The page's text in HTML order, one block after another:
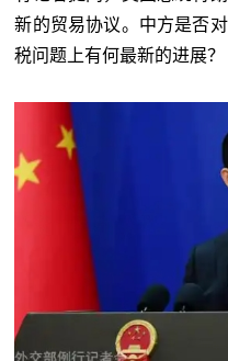
新的贸易协议。中方是否
税问题上有何最新的进展？